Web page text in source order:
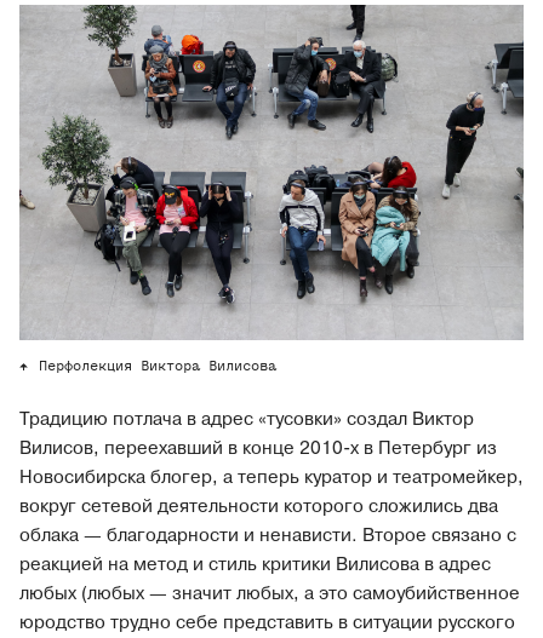
Перфолекция Виктора Вилисова
Традицию потлача в адрес «тусовки» создал Виктор
Вилисов, переехавший в конце 2010-х в Петербург из
Новосибирска блогер, а теперь куратор и театромейкер,
вокруг сетевой деятельности которого сложились два
облака — благодарности и ненависти. Второе связано с
реакцией на метод и стиль критики Вилисова в адрес
любых (любых — значит любых, а это самоубийственное
юродство трудно себе представить в ситуации русского